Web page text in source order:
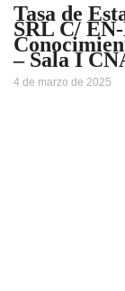
Tasa de
SRL C/
– Sala I
4 de marzo de 2025